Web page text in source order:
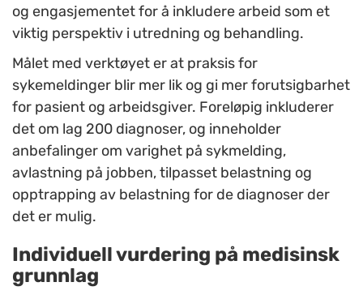
og engasjementet for å inkludere arbeid som et
viktig perspektiv i utredning og behandling.
Målet med verktøyet er at praksis for
sykemeldinger blir mer lik og gi mer forutsigbarhet
for pasient og arbeidsgiver. Foreløpig inkluderer
det om lag 200 diagnoser, og inneholder
anbefalinger om varighet på sykmelding,
avlastning på jobben, tilpasset belastning og
opptrapping av belastning for de diagnoser der
det er mulig.
Individuell vurdering på medisinsk
grunnlag